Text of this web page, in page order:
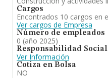
Cargos
Encontrados 10 cargos en
Ver cargos de Empresa
Número de empleados
0 (año 2025)
Responsabilidad
Ver Información
Cotiza en Bolsa
NO